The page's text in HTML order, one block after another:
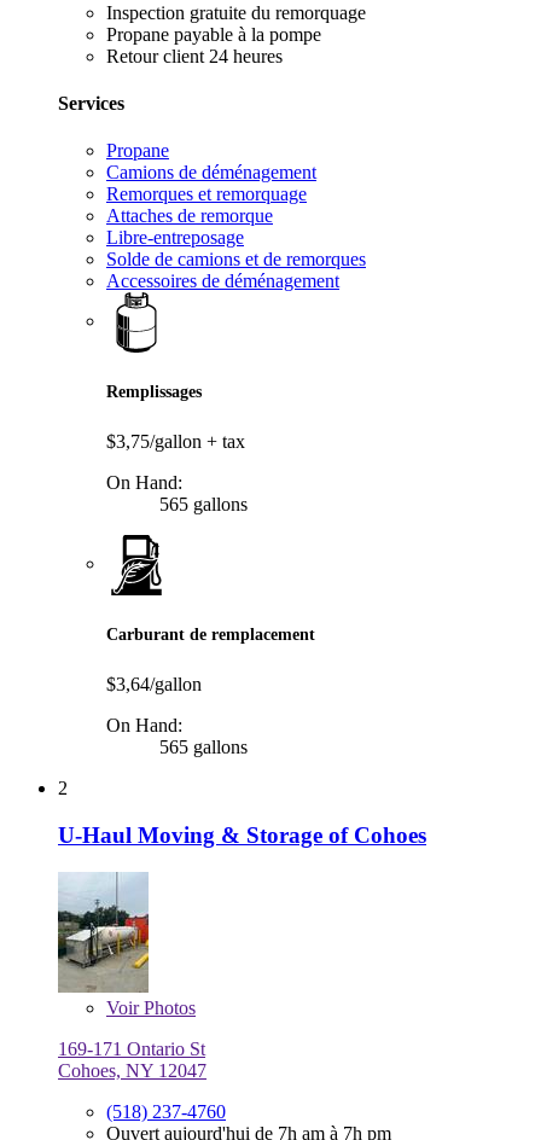
Inspection gratuite du remorquage
Propane payable à la pompe
Retour client 24 heures
Services
Propane
Camions de déménagement
Remorques et remorquage
Attaches de remorque
Libre-entreposage
Solde de camions et de remorques
Accessoires de déménagement
Remplissages
$3,75/gallon + tax
On Hand:
565 gallons
Carburant de remplacement
$3,64/gallon
On Hand:
565 gallons
2
U-Haul Moving & Storage of Cohoes
VoirPhotos
169-171 Ontario St
Cohoes, NY 12047
(518) 237-4760
Ouvert aujourd'hui de 7h am à 7h pm